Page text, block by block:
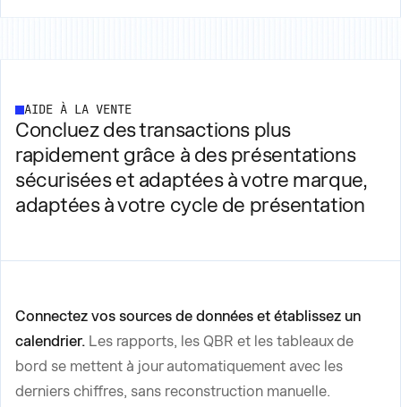
AIDE À LA VENTE
Concluez des transactions plus
rapidement grâce à des présentations
sécurisées et adaptées à votre marque,
adaptées à votre cycle de présentation
Connectez vos sources de données et établissez un
calendrier. Les rapports, les QBR et les tableaux de
bord se mettent à jour automatiquement avec les
derniers chiffres, sans reconstruction manuelle.